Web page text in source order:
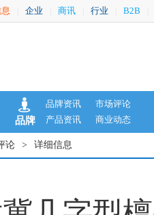
企业 商讯 行业 B2B
品牌
品牌资讯
市场评论
产品资讯
商业动态
论 > 详细信息